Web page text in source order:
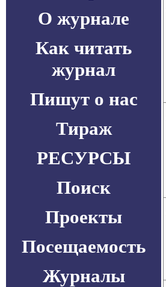
О журнале
Как читать
журнал
Пишут о нас
Тираж
РЕСУРСЫ
Поиск
Проекты
Посещаемость
Журналы